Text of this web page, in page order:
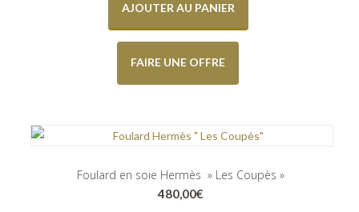
AJOUTER AU PANIER
FAIRE UNE OFFRE
Foulard en soie Hermès » Les Coupès »
480,00€